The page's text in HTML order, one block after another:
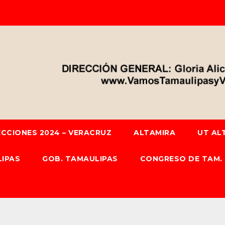
2024 – VERACRUZ ALTAMIRA UT
GOB. TAMAULIPAS CONGRESO DE TAM.